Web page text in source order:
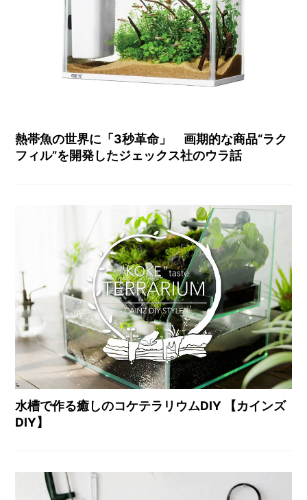
熱帯魚の世界に「3秒革命」 画期的な商品“ラク
フィル”を開発したジェックス社のウラ話
水槽で作る癒しのコケテラリウムDIY 【カインズ
DIY】